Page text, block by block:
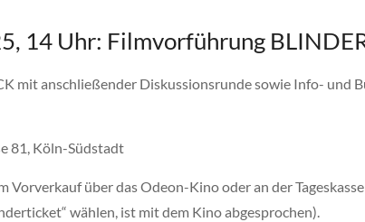
14 Uhr: Filmvorführung
mit anschließender Diskussionsrunde sowie Info- und
81, Köln-Südstadt
Vorverkauf über das Odeon-Kino oder an der
wählen, ist mit dem Kino abgesprochen).